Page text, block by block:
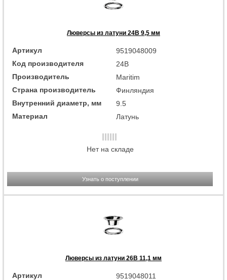
Люверсы из латуни 24B 9,5 мм
Артикул
9519048009
Код производителя
24B
Производитель
Maritim
Страна производитель
Финляндия
Внутренний диаметр, мм
9.5
Материал
Латунь
Нет на складе
Узнать о поступлении
Люверсы из латуни 26B 11,1 мм
Артикул 9519048011